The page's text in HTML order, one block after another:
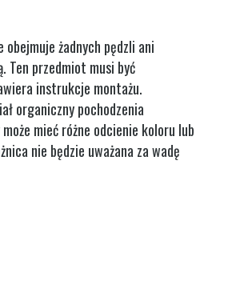
żadnych pędzli ani
Ten przedmiot musi być
instrukcje montażu.
organiczny pochodzenia
mieć różne odcienie koloru lub
nie będzie uważana za wadę